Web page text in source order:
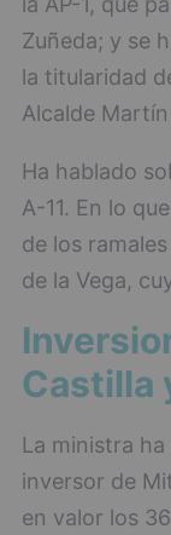
Zuñeda; y se
la titularidad
Alcalde
Ha hablado
A-11. En lo
de los
de la Vega,
Castilla
La ministra
inversor de
en valor los